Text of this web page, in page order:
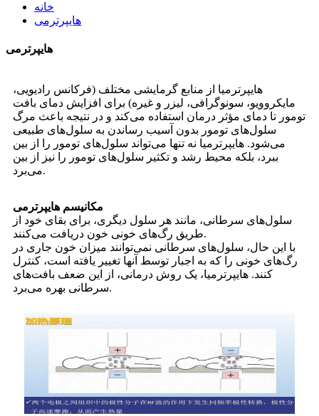
خانه
هایپرترمی
هایپرترمی
هایپرترمیا از منابع گرمایشی مختلف (فرکانس رادیویی،
مایکروویو، سونوگرافی، لیزر و غیره) برای افزایش دمای بافت
تومور تا دمای مؤثر درمان استفاده می‌کند و در نتیجه باعث مرگ
سلول‌های تومور بدون آسیب رساندن به سلول‌های طبیعی
می‌شود. هایپرترمیا نه تنها می‌تواند سلول‌های تومور را از بین
ببرد، بلکه محیط رشد و تکثیر سلول‌های تومور را نیز از بین
می‌برد.
مکانیسم هایپرترمی
سلول‌های سرطانی، مانند هر سلول دیگری، برای بقای خود از
طریق رگ‌های خونی خون دریافت می‌کنند.
با این حال، سلول‌های سرطانی نمی‌توانند میزان خون جاری در
رگ‌های خونی را که به اجبار توسط آنها تغییر یافته است، کنترل
کنند. هایپرترمیا، یک روش درمانی، از این ضعف بافت‌های
سرطانی بهره می‌برد.